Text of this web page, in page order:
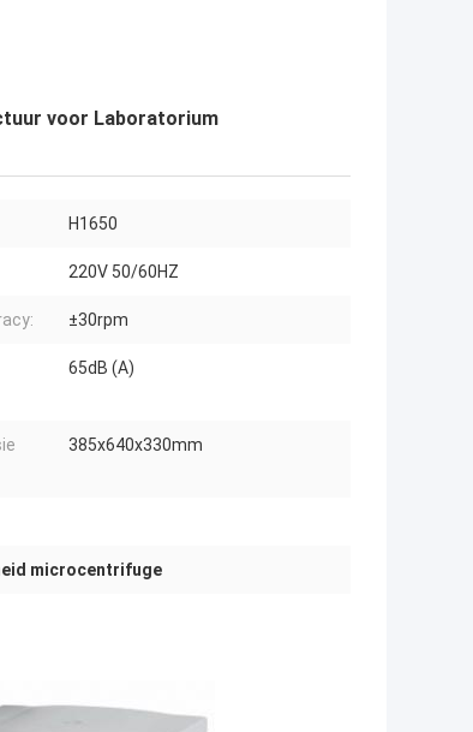
voor Laboratorium
H1650
220V 50/60HZ
±30rpm
65dB (A)
385x640x330mm
microcentrifuge